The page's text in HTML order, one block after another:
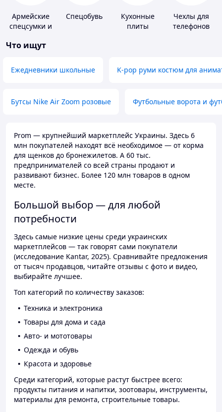
Армейские
спецсумки и
Спецобувь
Кухонные
плиты
Чехлы для
телефонов
Что ищут
Ежедневники школьные K-pop руми костюм для
Бутсы Nike Air Zoom розовые Футбольные ворота и
Prom — крупнейший маркетплейс Украины. Здесь 6
млн покупателей находят всё необходимое — от корма
для щенков до бронежилетов. А 60 тыс.
предпринимателей со всей страны продают и
развивают бизнес. Более 120 млн товаров в одном
месте.
Большой выбор — для любой
потребности
Здесь самые низкие цены среди украинских
маркетплейсов — так говорят сами покупатели
(исследование Kantar, 2025). Сравнивайте предложения
от тысяч продавцов, читайте отзывы с фото и видео,
выбирайте лучшее.
Топ категорий по количеству заказов:
Техника и электроника
Товары для дома и сада
Авто- и мототовары
Одежда и обувь
Красота и здоровье
Среди категорий, которые растут быстрее всего:
продукты питания и напитки, зоотовары, инструменты,
материалы для ремонта, строительные товары.